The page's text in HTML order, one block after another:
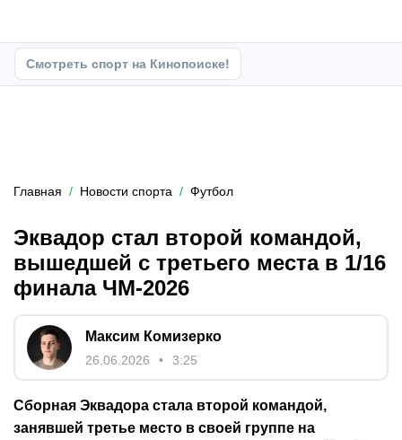
Смотреть спорт на Кинопоиске!
Главная Новости спорта Футбол
Эквадор стал второй командой,
вышедшей с третьего места в 1/16
финала ЧМ-2026
Максим Комизерко
26.06.2026 3:25
Сборная Эквадора стала второй командой,
занявшей третье место в своей группе на